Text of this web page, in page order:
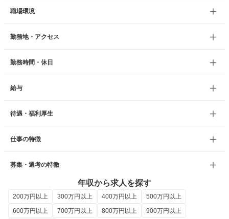
職場環境
勤務地・アクセス
勤務時間・休日
給与
待遇・福利厚生
仕事の特徴
募集・選考の特徴
年収から求人を探す
200万円以上 300万円以上 400万円以上
500万円以上
600万円以上
700万円以上 800万円以上 900万円以上